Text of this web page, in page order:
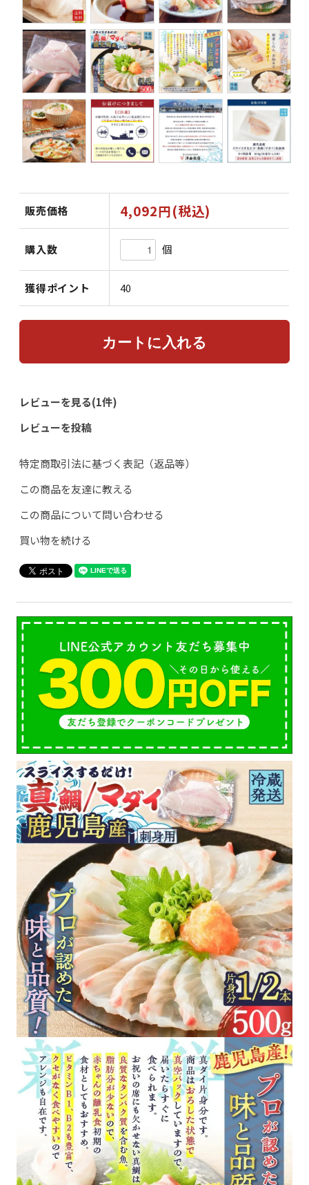
販売価格 4,092円(税込)
購入数 個
獲得ポイント 40
レビューを見る(1件)
レビューを投稿
特定商取引法に基づく表記（返品等）
この商品を友達に教える
この商品について問い合わせる
買い物を続ける